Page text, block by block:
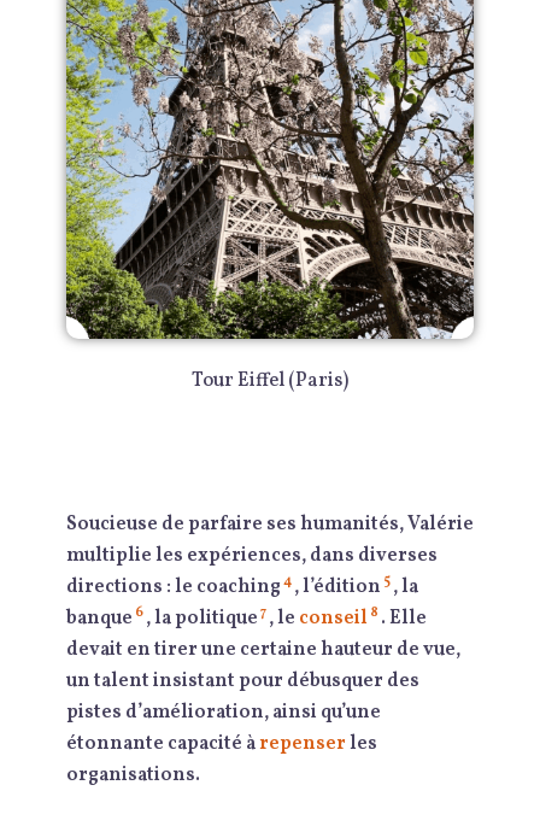
Tour Eiffel (Paris)
Soucieuse de parfaire ses humanités, Valérie
multiplie les expériences, dans diverses
directions : le coaching4, l’édition 5, la
banque 6, la politique7, le conseil8 . Elle
devait en tirer une certaine hauteur de vue,
un talent insistant pour débusquer des
pistes d’amélioration, ainsi qu’une
étonnante capacité àrepenserles
organisations.